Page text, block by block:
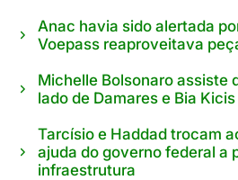
Anac havia sido alertada
Voepass reaproveitava
Michelle Bolsonaro assiste
lado de Damares e Bia Kicis
Tarcísio e Haddad trocam
ajuda do governo federal a
infraestrutura